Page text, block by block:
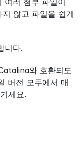
않고 파일을 쉽게
니다.
와 호환되도
버전 모두에서 매
세요.